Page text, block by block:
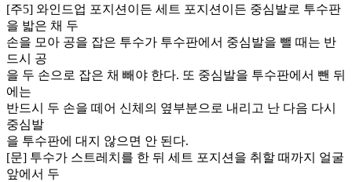
[주5] 와인드업 포지션이든 세트 포지션이든 중심발로 투수판
을 밟은 채 두
손을 모아 공을 잡은 투수가 투수판에서 중심발을 뺄 때는 반
드시 공
을 두 손으로 잡은 채 빼야 한다. 또 중심발을 투수판에서 뺀 뒤
에는
반드시 두 손을 떼어 신체의 옆부분으로 내리고 난 다음 다시
중심발
을 투수판에 대지 않으면 안 된다.
[문] 투수가 스트레치를 한 뒤 세트 포지션을 취할 때까지 얼굴
앞에서 두